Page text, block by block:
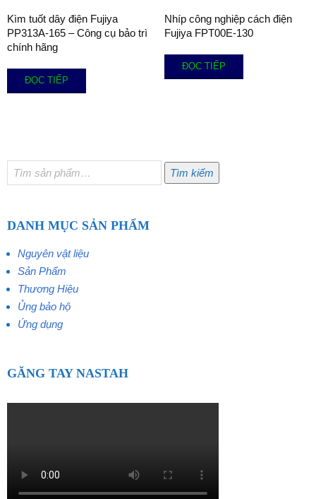
Kìm tuốt dây điện Fujiya
PP313A-165 – Công cụ bảo trì
chính hãng
ĐỌC TIẾP
Nhíp công nghiệp cách điện
Fujiya FPT00E-130
ĐỌC TIẾP
Tìm
kiếm:
Tìm kiếm
DANH MỤC SẢN PHẨM
Nguyên vật liệu
Sản Phẩm
Thương Hiệu
Ủng bảo hộ
Ứng dụng
GĂNG TAY NASTAH